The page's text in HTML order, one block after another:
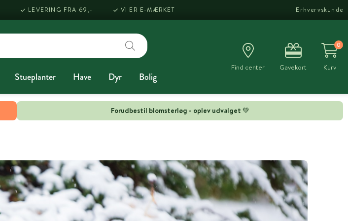
Forudbestil blomsterløg - oplev udvalget 💚
LEVERING FRA 69,- VI ER E-MÆRKET Erhvervskunde
Stueplanter Have Dyr Bolig
Find center Gavekort
0
Kurv